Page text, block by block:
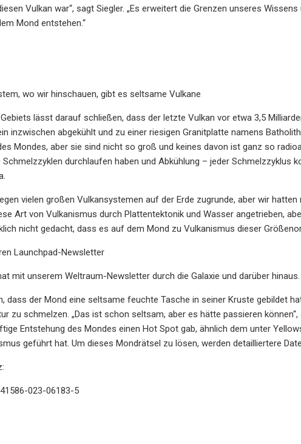
Vulkan war“, sagt Siegler. „Es erweitert die Grenzen unseres
Mond entstehen.“
wo wir hinschauen, gibt es seltsame Vulkane
lässt darauf schließen, dass der letzte Vulkan vor etwa 3,5
inzwischen abgekühlt und zu einer riesigen Granitplatte namens
Mondes, aber sie sind nicht so groß und keines davon ist ganz so
durchlaufen haben und Abkühlung – jeder Schmelzzyklus
vielen großen Vulkansystemen auf der Erde zugrunde, aber wir
Art von Vulkanismus durch Plattentektonik und Wasser angetrieben,
nicht gedacht, dass es auf dem Mond zu Vulkanismus dieser
Launchpad-Newsletter
mit unserem Weltraum-Newsletter durch die Galaxie und darüber hinaus.
dass der Mond eine seltsame feuchte Tasche in seiner Kruste gebildet
zu schmelzen. „Das ist schon seltsam, aber es hätte passieren
Entstehung des Mondes einen Hot Spot gab, ähnlich dem unter
geführt hat. Um dieses Mondrätsel zu lösen, werden detailliertere
023-06183-5